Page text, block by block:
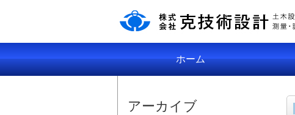
ホーム
アーカイブ